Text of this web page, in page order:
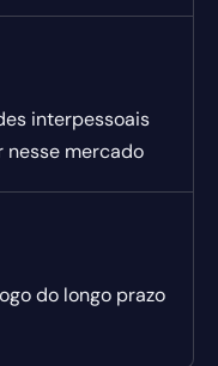
interpessoais
nesse mercado
do longo prazo